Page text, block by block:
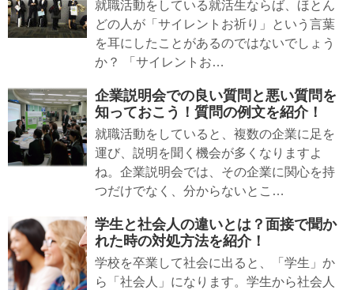
就職活動をしている就活生ならば、ほとん
どの人が「サイレントお祈り」という言葉
を耳にしたことがあるのではないでしょう
か？ 「サイレントお…
企業説明会での良い質問と悪い質問を
知っておこう！質問の例文を紹介！
就職活動をしていると、複数の企業に足を
運び、説明を聞く機会が多くなりますよ
ね。企業説明会では、その企業に関心を持
つだけでなく、分からないとこ…
学生と社会人の違いとは？面接で聞か
れた時の対処方法を紹介！
学校を卒業して社会に出ると、「学生」か
ら「社会人」になります。学生から社会人